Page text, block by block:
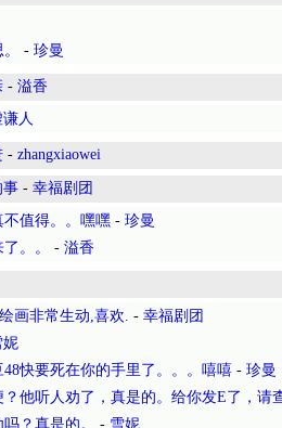
- 珍曼
- 溢香
人
- zhangxiaowei
事 - 幸福剧团
不值得。。嘿嘿 - 珍曼
。。
- 溢香
画非常生动,喜欢. - 幸福剧团
妮
快要死在你的手里了。。。嘻嘻 - 珍曼
他听人劝了，真是的。给你发E了，请
？真是的。
- 雪妮